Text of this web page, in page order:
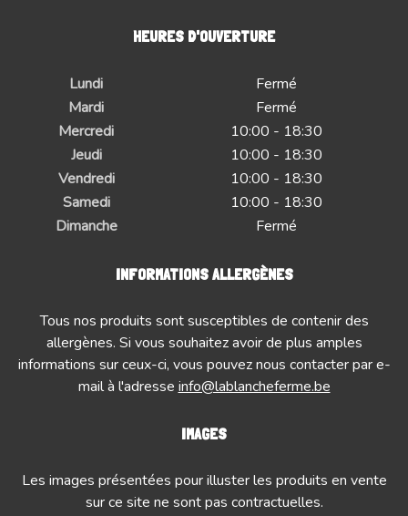
HEURES D'OUVERTURE
Lundi
Fermé
Mardi
Fermé
Mercredi
10:00 - 18:30
Jeudi
10:00 - 18:30
Vendredi
10:00 - 18:30
Samedi
10:00 - 18:30
Dimanche
Fermé
INFORMATIONS ALLERGÈNES
Tous nos produits sont susceptibles de contenir des
allergènes. Si vous souhaitez avoir de plus amples
informations sur ceux-ci, vous pouvez nous contacter par e-
mail à l'adresse info@lablancheferme.be
IMAGES
Les images présentées pour illuster les produits en vente
sur ce site ne sont pas contractuelles.